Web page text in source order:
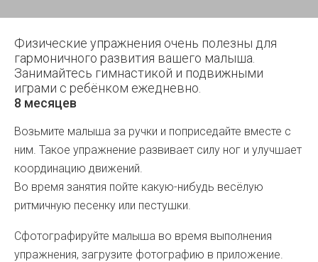
Физические упражнения очень полезны для
гармоничного развития вашего малыша.
Занимайтесь гимнастикой и подвижными
играми с ребёнком ежедневно.
8 месяцев
Возьмите малыша за ручки и поприседайте вместе с
ним. Такое упражнение развивает силу ног и улучшает
координацию движений.
Во время занятия пойте какую-нибудь весёлую
ритмичную песенку или пестушки.
Сфотографируйте малыша во время выполнения
упражнения, загрузите фотографию в приложение.